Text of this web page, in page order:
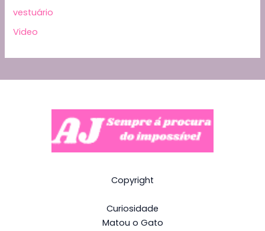
vestuário
Video
Copyright
Curiosidade
Matou o Gato